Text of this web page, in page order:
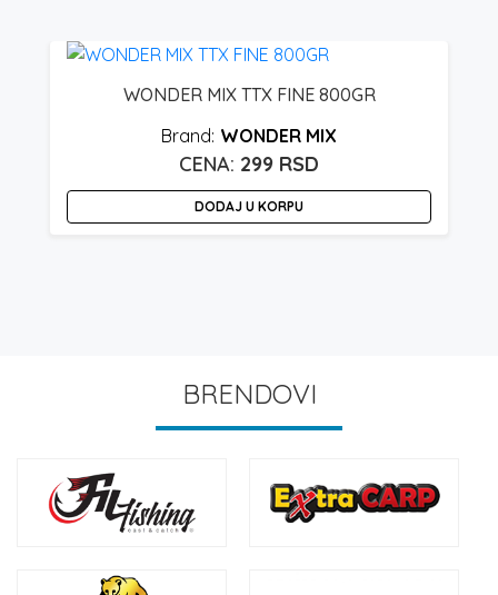
WONDER MIX TTX FINE 800GR
WONDER MIX
299 RSD
DODAJ U KORPU
BRENDOVI